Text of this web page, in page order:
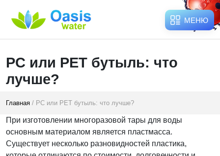
МЕНЮ
PC или PET бутыль: что
лучше?
Главная / PC или PET бутыль: что лучше?
При изготовлении многоразовой тары для воды
основным материалом является пластмасса.
Существует несколько разновидностей пластика,